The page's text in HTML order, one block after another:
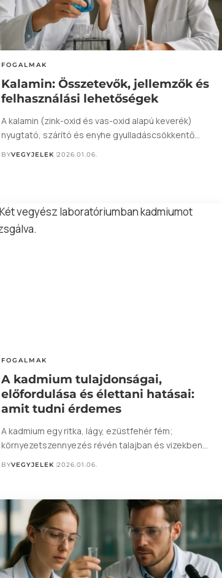
FOGALMAK
Kalamin: Összetevők, jellemzők és
felhasználási lehetőségek
A kalamin (zink-oxid és vas-oxid alapú keverék)
nyugtató, szárító és enyhe gyulladáscsökkentő…
BYVEGYJELEK 2026.01.06.
FOGALMAK
A kadmium tulajdonságai,
előfordulása és élettani hatásai:
amit tudni érdemes
A kadmium egy ritka, lágy, ezüstfehér fém;
környezetszennyezés révén talajban és vizekben…
BYVEGYJELEK 2026.01.06.